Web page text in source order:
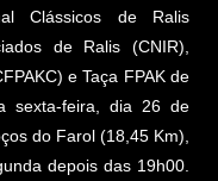
Clássicos de Ralis
de Ralis (CNIR),
e Taça FPAK de
sexta-feira, dia 26 de
do Farol (18,45 Km),
depois das 19h00.